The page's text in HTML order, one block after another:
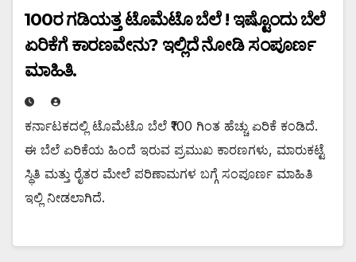
₹100ರ ಗಡಿಯತ್ತ ಟೊಮೆಟೊ ಬೆಲೆ ! ಇಷ್ಟೊಂದು ಬೆಲೆ
ಏರಿಕೆಗೆ ಕಾರಣವೇನು? ಇಲ್ಲಿದೆ ನೋಡಿ ಸಂಪೂರ್ಣ
ಮಾಹಿತಿ.
ಕರ್ನಾಟಕದಲ್ಲಿ ಟೊಮೆಟೊ ಬೆಲೆ ₹100 ಗಿಂತ ಹೆಚ್ಚು ಏರಿಕೆ ಕಂಡಿದೆ.
ಈ ಬೆಲೆ ಏರಿಕೆಯ ಹಿಂದೆ ಇರುವ ಪ್ರಮುಖ ಕಾರಣಗಳು, ಮಾರುಕಟ್ಟೆ
ಸ್ಥಿತಿ ಮತ್ತು ರೈತರ ಮೇಲೆ ಪರಿಣಾಮಗಳ ಬಗ್ಗೆ ಸಂಪೂರ್ಣ ಮಾಹಿತಿ
ಇಲ್ಲಿ ನೀಡಲಾಗಿದೆ.